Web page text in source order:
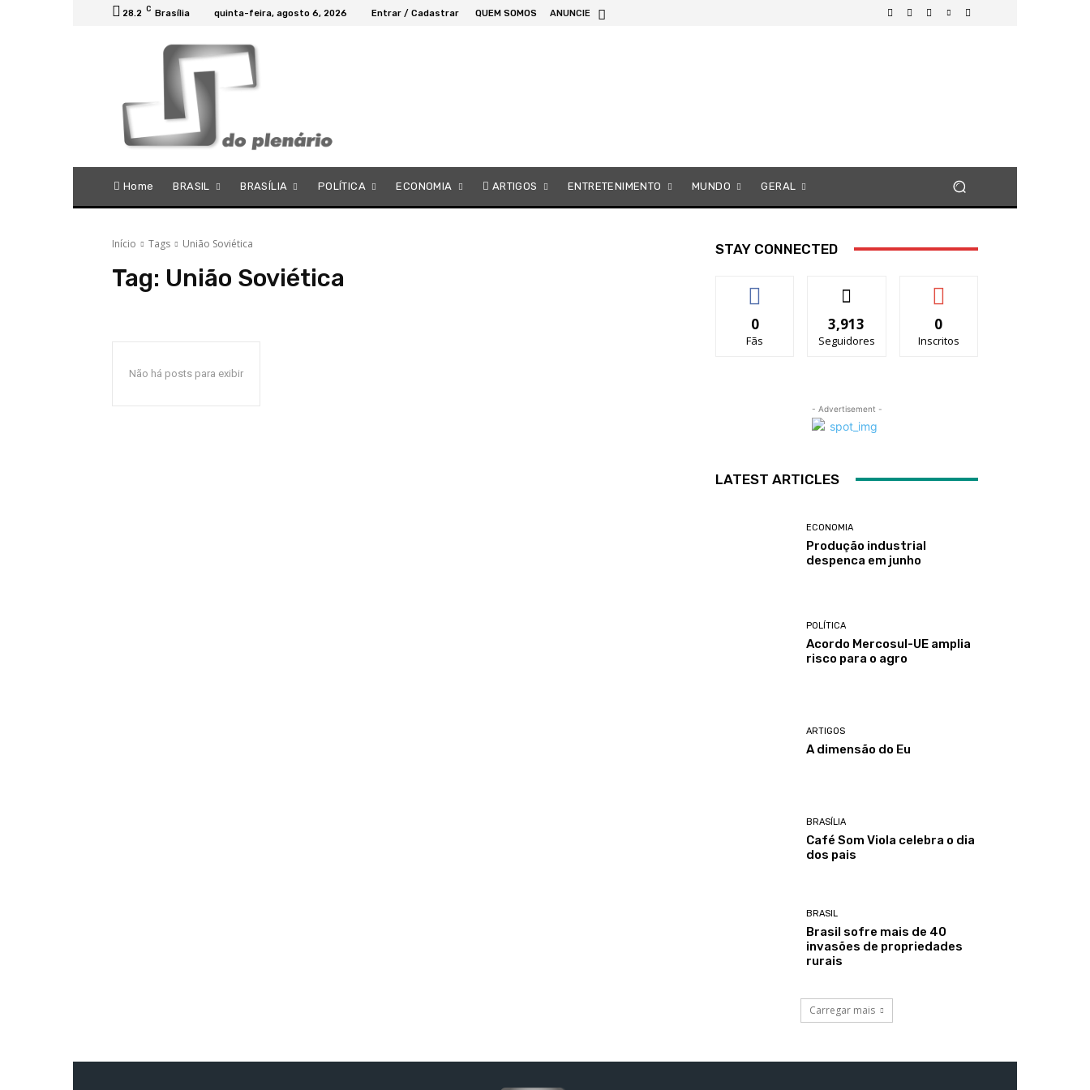
28.2 C Brasília quinta-feira, agosto 6, 2026 Entrar / Cadastrar QUEM SOMOS ANUNCIE
Home BRASIL BRASÍLIA POLÍTICA ECONOMIA ARTIGOS ENTRETENIMENTO MUNDO GERAL
Início Tags União Soviética
Tag: União Soviética
Não há posts para exibir
STAY CONNECTED
0
Fãs
3,913
Seguidores
0
Inscritos
- Advertisement -
LATEST ARTICLES
ECONOMIA
Produção industrial
despenca em junho
POLÍTICA
Acordo Mercosul-UE amplia
risco para o agro
ARTIGOS
A dimensão do Eu
BRASÍLIA
Café Som Viola celebra o dia
dos pais
BRASIL
Brasil sofre mais de 40
invasões de propriedades
rurais
Carregar mais